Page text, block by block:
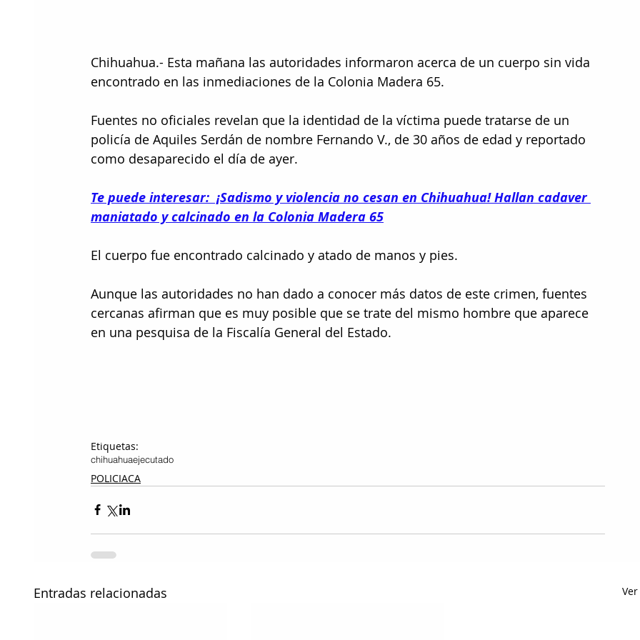
Chihuahua.- Esta mañana las autoridades informaron acerca de un cuerpo sin vida
encontrado en las inmediaciones de la Colonia Madera 65.
Fuentes no oficiales revelan que la identidad de la víctima puede tratarse de un
policía de Aquiles Serdán de nombre Fernando V., de 30 años de edad y reportado
como desaparecido el día de ayer.
Te puede interesar:  ¡Sadismo y violencia no cesan en Chihuahua! Hallan cadaver
maniatado y calcinado en la Colonia Madera 65
El cuerpo fue encontrado calcinado y atado de manos y pies.
Aunque las autoridades no han dado a conocer más datos de este crimen, fuentes
cercanas afirman que es muy posible que se trate del mismo hombre que aparece
en una pesquisa de la Fiscalía General del Estado.
Etiquetas:
chihuahuaejecutado
POLICIACA
Entradas relacionadas